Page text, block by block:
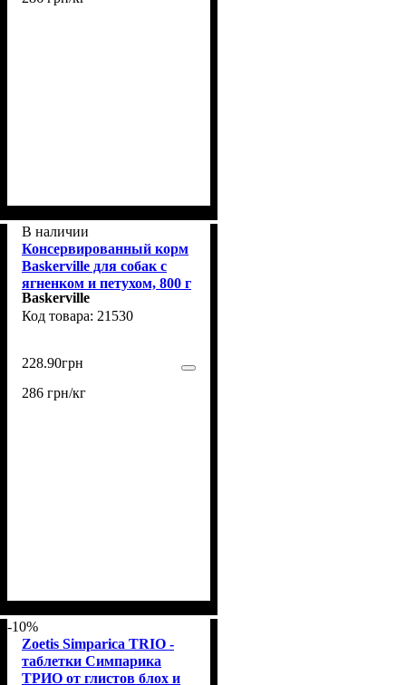
В наличии
Консервированный корм
Baskerville для собак с
ягненком и петухом, 800 г
Baskerville
21530
228.90грн
286 грн/кг
-10%
Zoetis Simparica TRIO -
таблетки Симпарика
ТРИО от глистов блох и